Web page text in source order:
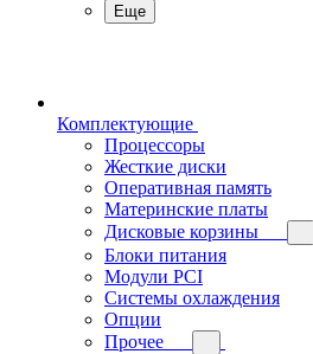
Еще
Комплектующие
Процессоры
Жесткие диски
Оперативная память
Материнские платы
Дисковые корзины
Блоки питания
Модули PCI
Системы охлаждения
Опции
Прочее